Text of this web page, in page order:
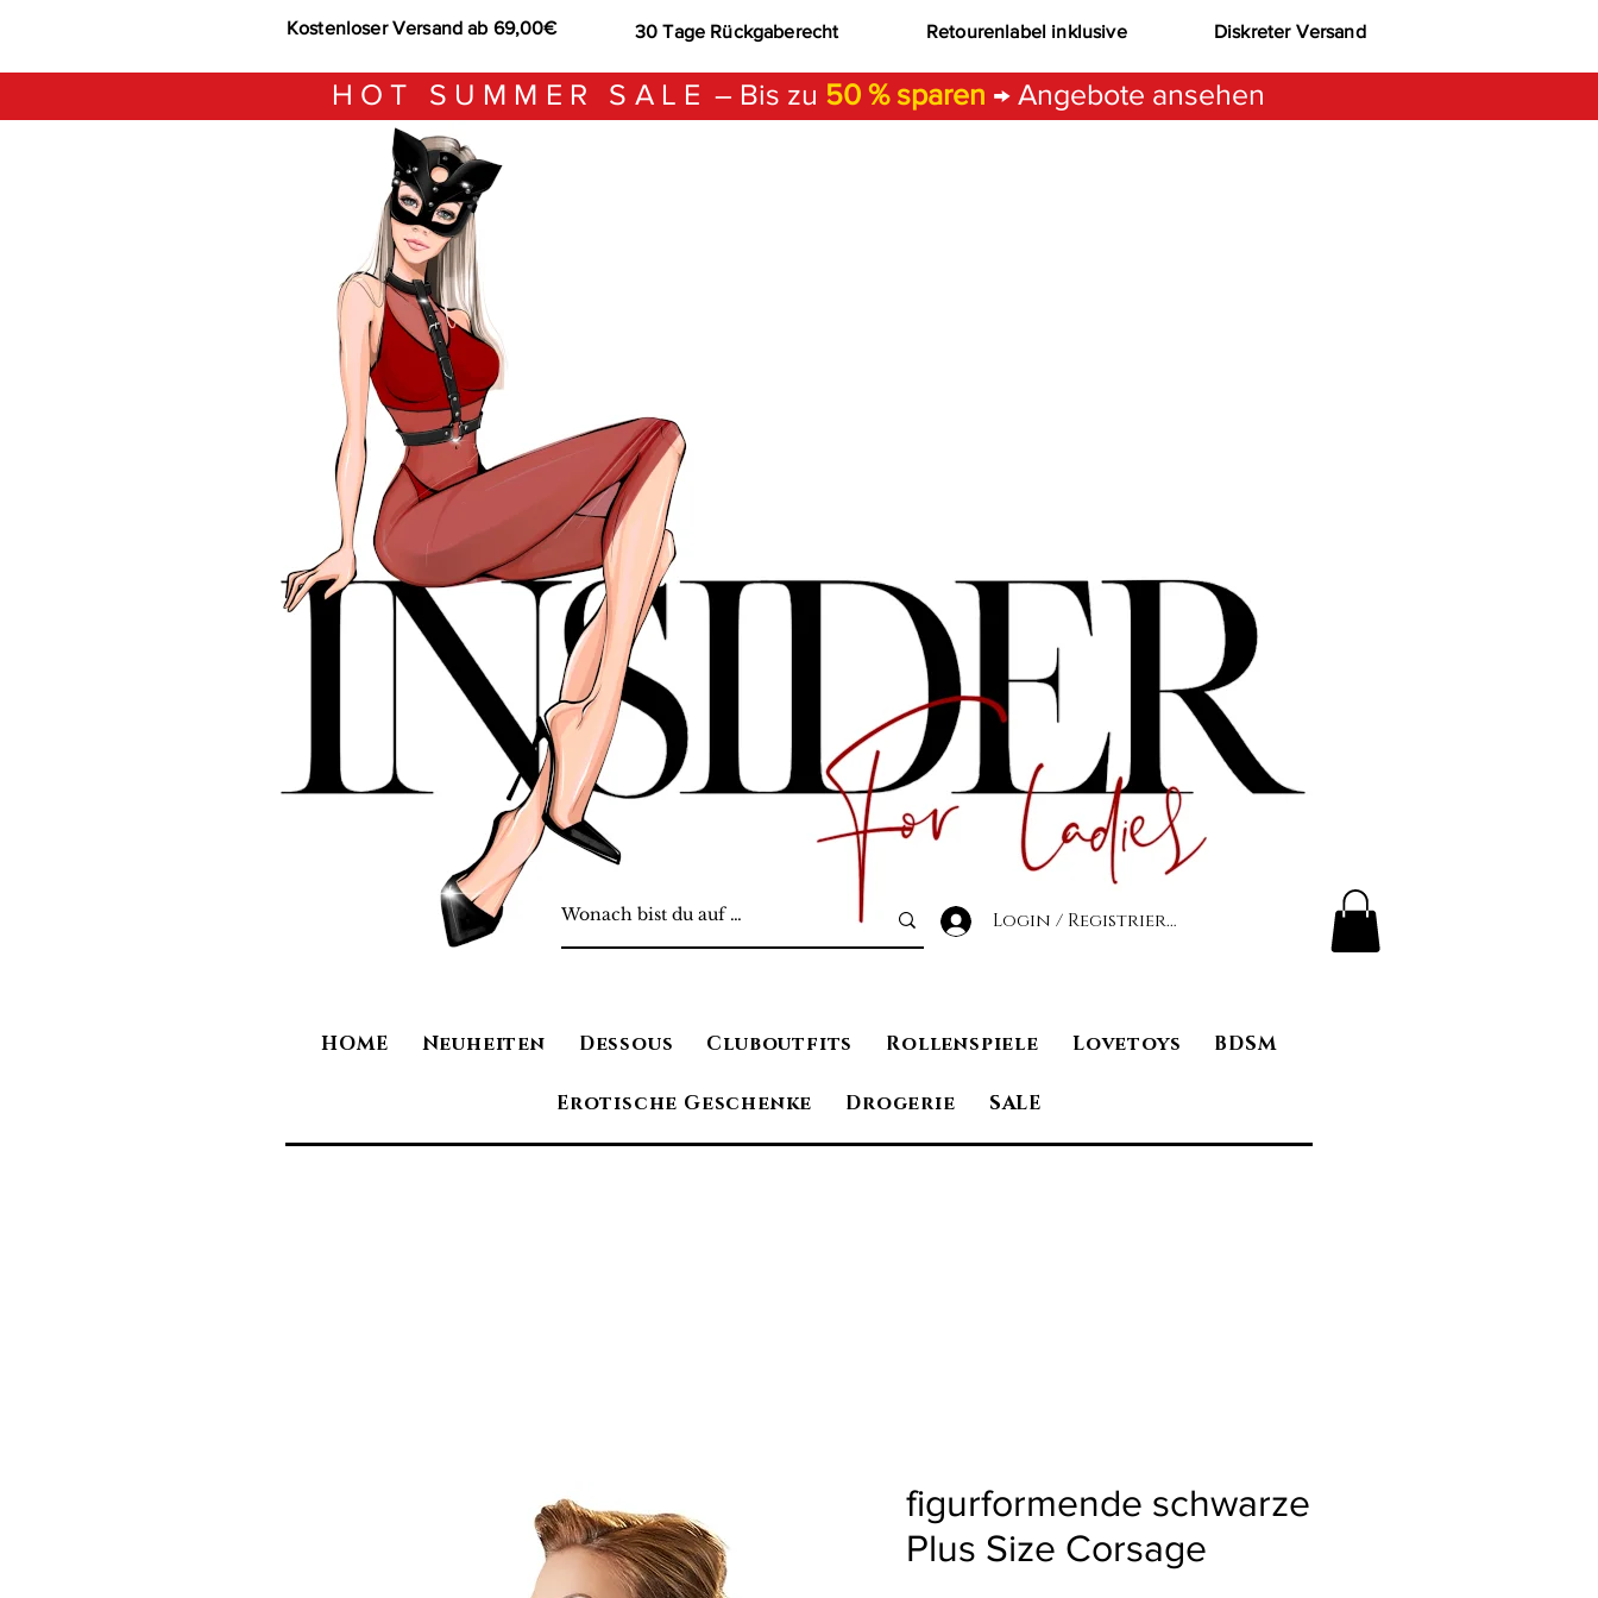
Kostenloser Versand ab 69,00€ 30 Tage Rückgaberecht Retourenlabel inklusive Diskreter Versand
HOT SUMMER SALE – Bis zu 50 % sparen → Angebote ansehen
Login / Registrierung
HOME Neuheiten Dessous Cluboutfits Rollenspiele Lovetoys BDSM
Erotische Geschenke Drogerie SALE
figurformende schwarze
Plus Size Corsage